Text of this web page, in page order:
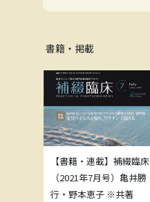
書籍・掲載
【書籍・連載】補綴臨床
（2021年7月号）亀井勝
行・野本恵子 ※共著